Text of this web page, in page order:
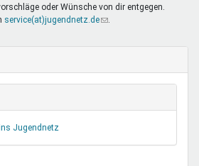
oder Wünsche von dir entgegen.
service(at)jugendnetz.de(Link
E-
Jugendnetz